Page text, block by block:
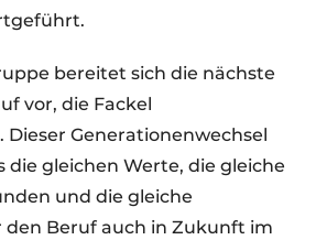
bereitet sich die nächste
vor, die Fackel
Generationenwechsel
die gleichen Werte, die gleiche
und die gleiche
den Beruf auch in Zukunft im